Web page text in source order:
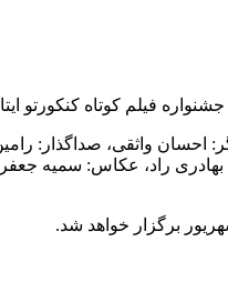
فیلم کوتاه کنکورتو
احسان واثقی،
راد، عکاس: سمیه